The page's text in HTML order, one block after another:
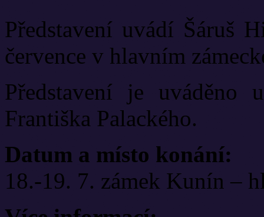
Představení uvádí Šáruš
července v hlavním
Představení je
Františka Palackého.
Datum a místo konání:
18.-19. 7. zámek Kunín –